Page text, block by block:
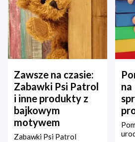
Zawsze na czasie:
Zabawki Psi Patrol
i inne produkty z
bajkowym
motywem
Zabawki Psi Patrol
na